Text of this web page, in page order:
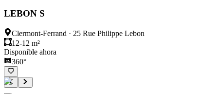
LEBON S
Clermont-Ferrand · 25 Rue Philippe Lebon
12-12 m²
Disponible ahora
360°